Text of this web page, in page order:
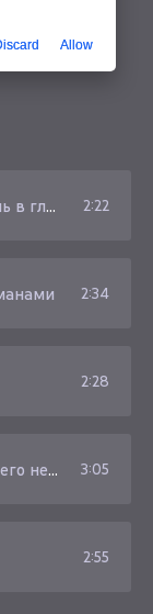
глаза 2:22
2:34
2:28
я с тобой 3:05
2:55
Allow